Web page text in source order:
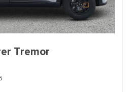
Tremor